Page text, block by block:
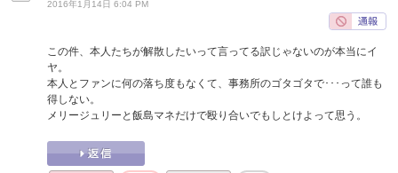
2016年1月14日 6:04 PM
この件、本人たちが解散したいって言ってる訳じゃないのが本当にイ
ヤ。
本人とファンに何の落ち度もなくて、事務所のゴタゴタで･･･って誰も
得しない。
メリージュリーと飯島マネだけで殴り合いでもしとけよって思う。